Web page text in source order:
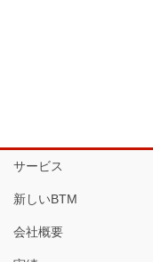
サービス
新しいBTM
会社概要